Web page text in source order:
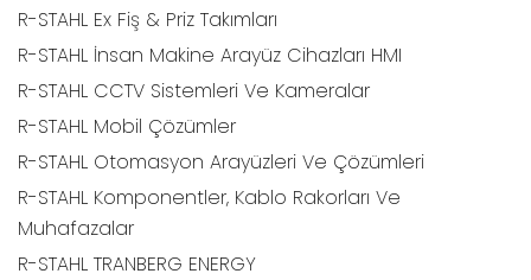
R-STAHL Ex Fiş & Priz Takımları
R-STAHL İnsan Makine Arayüz Cihazları HMI
R-STAHL CCTV Sistemleri Ve Kameralar
R-STAHL Mobil Çözümler
R-STAHL Otomasyon Arayüzleri Ve Çözümleri
R-STAHL Komponentler, Kablo Rakorları Ve
Muhafazalar
R-STAHL TRANBERG ENERGY